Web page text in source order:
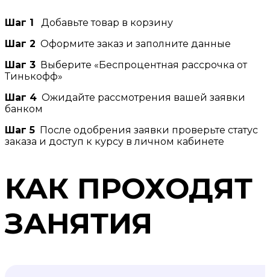
Шаг 1 Добавьте товар в корзину
Шаг 2 Оформите заказ и заполните данные
Шаг 3 Выберите «Беспроцентная рассрочка от
Тинькофф»
Шаг 4 Ожидайте рассмотрения вашей заявки
банком
Шаг 5 После одобрения заявки проверьте статус
заказа и доступ к курсу в личном кабинете
КАК ПРОХОДЯТ
ЗАНЯТИЯ